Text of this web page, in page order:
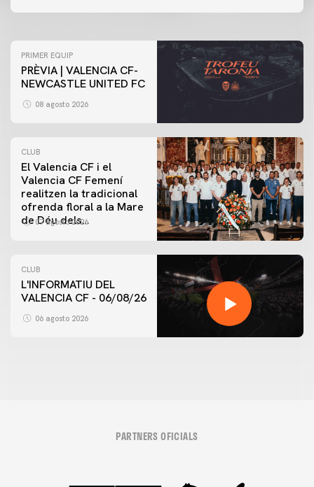
PRIMER EQUIP
PRÈVIA | VALENCIA CF-
NEWCASTLE UNITED FC
08 agosto 2026
CLUB
El Valencia CF i el
Valencia CF Femení
realitzen la tradicional
ofrenda floral a la Mare
de Déu dels
07 agosto 2026
CLUB
L'INFORMATIU DEL
VALENCIA CF - 06/08/26
06 agosto 2026
PARTNERS OFICIALS